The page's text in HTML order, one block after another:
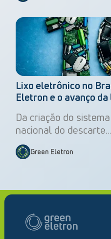
Lixo eletrônico no
Eletron e o avanço
Da criação do
nacional do descarte…
Green Eletron